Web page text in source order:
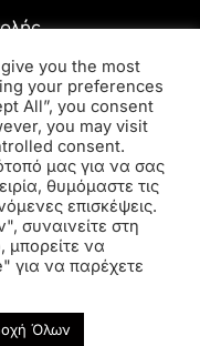
Κορδελιό
you the most
your preferences
All”, you consent
you may visit
consent.
μας για να σας
θυμόμαστε τις
επισκέψεις.
συναινείτε στη
να
για να παρέχετε
Όλων